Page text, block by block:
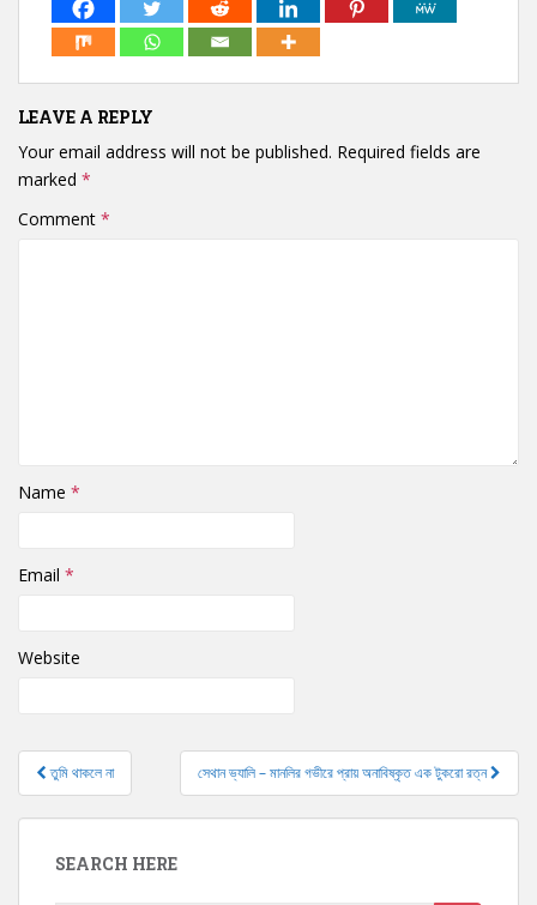
LEAVE A REPLY
Your email address will not be published. Required fields are
marked *
Comment *
Name *
Email *
Website
Post navigation
তুমি থাকলে না সেথান ভ্যালি – মানলির গভীরে প্রায় অনাবিষ্কৃত এক টুকরো রত্ন
SEARCH HERE